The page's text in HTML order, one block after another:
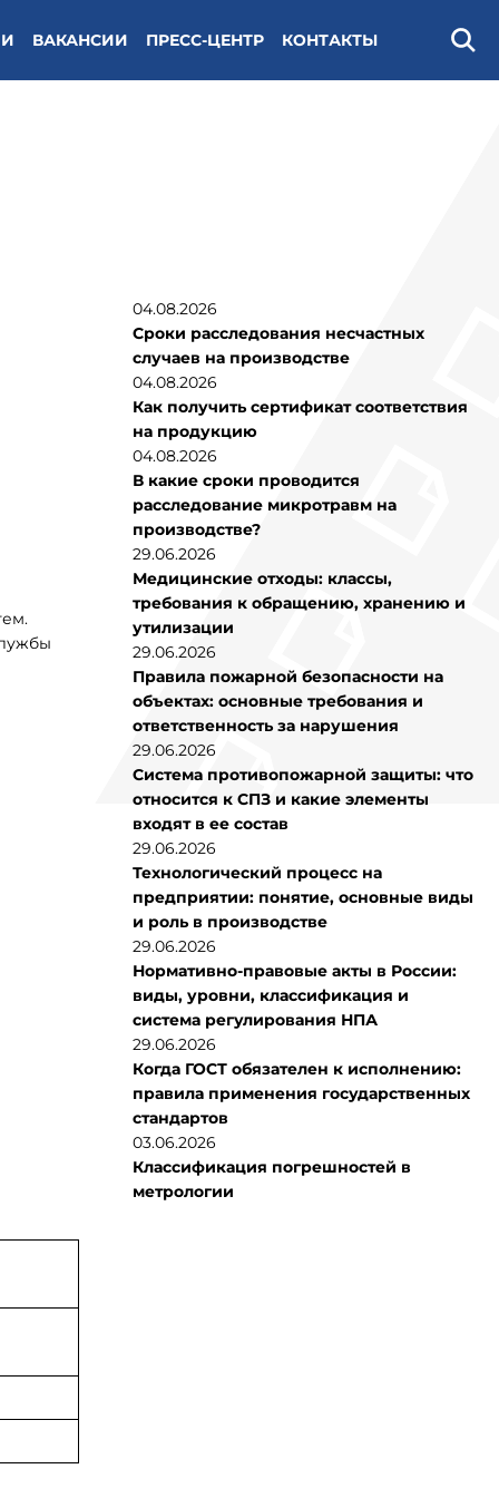
ВАКАНСИИ ПРЕСС-ЦЕНТР КОНТАКТЫ
04.08.2026
Сроки расследования несчастных
случаев на производстве
04.08.2026
Как получить сертификат соответствия
на продукцию
04.08.2026
В какие сроки проводится
расследование микротравм на
производстве?
29.06.2026
Медицинские отходы: классы,
требования к обращению, хранению и
утилизации
29.06.2026
Правила пожарной безопасности на
объектах: основные требования и
ответственность за нарушения
29.06.2026
Система противопожарной защиты: что
относится к СПЗ и какие элементы
входят в ее состав
29.06.2026
Технологический процесс на
предприятии: понятие, основные виды
и роль в производстве
29.06.2026
Нормативно-правовые акты в России:
виды, уровни, классификация и
система регулирования НПА
29.06.2026
Когда ГОСТ обязателен к исполнению:
правила применения государственных
стандартов
03.06.2026
Классификация погрешностей в
метрологии